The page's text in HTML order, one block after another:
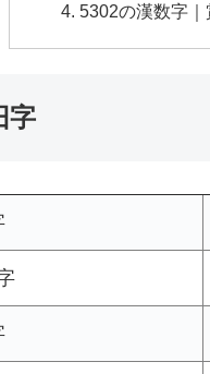
5302の漢数字
字